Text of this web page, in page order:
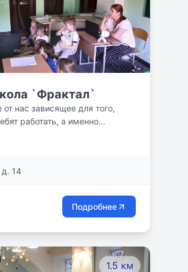
`Фрактал`
нас зависящее для того,
работать, а именно
уметь создавать продукт
своего труда устно и
оформлять его письменно.
14
Подробнее
1.5 км